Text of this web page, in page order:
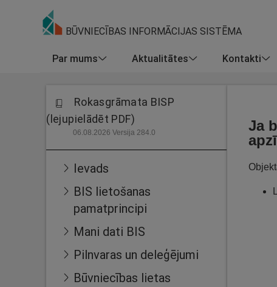
BŪVNIECĪBAS INFORMĀCIJAS SISTĒMA
Par mums Aktualitātes Kontakti
Rokasgrāmata BISP
(lejupielādēt PDF)
06.08.2026 Versija 284.0
Ievads
BIS lietošanas
pamatprincipi
Mani dati BIS
Pilnvaras un deleģējumi
Būvniecības lietas
Ja